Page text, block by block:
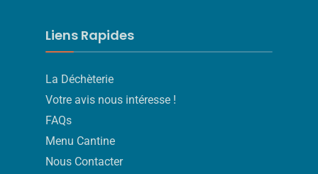
Liens Rapides
La Déchèterie
Votre avis nous intéresse !
FAQs
Menu Cantine
Nous Contacter